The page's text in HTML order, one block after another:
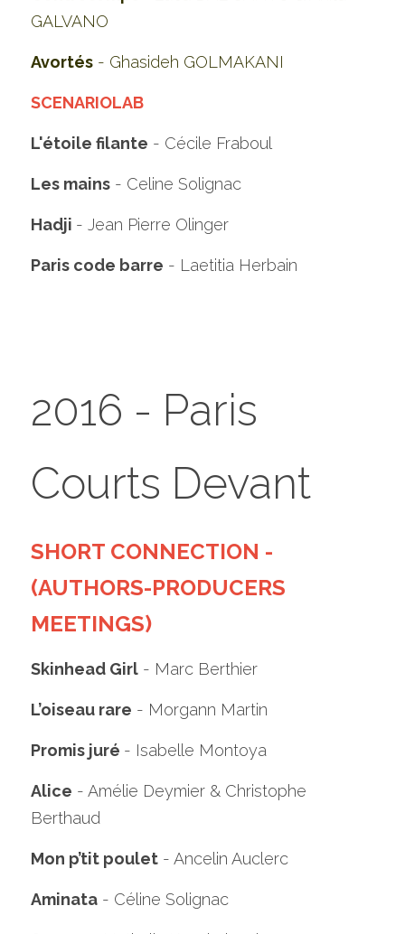
GALVANO
Avortés - Ghasideh GOLMAKANI
SCENARIOLAB
L'étoile filante - Cécile Fraboul
Les mains - Celine Solignac
Hadji
Paris code barre
2016 - Paris
Courts Devant
SHORT CONNECTION -
(AUTHORS-PRODUCERS
MEETINGS)
Skinhead Girl - Marc Berthier
L’oiseau rare - Morgann Martin
Promis juré - Isabelle Montoya
Alice - Amélie Deymier & Christophe
Berthaud
Mon p’tit poulet - Ancelin Auclerc
Aminata - Céline Solignac